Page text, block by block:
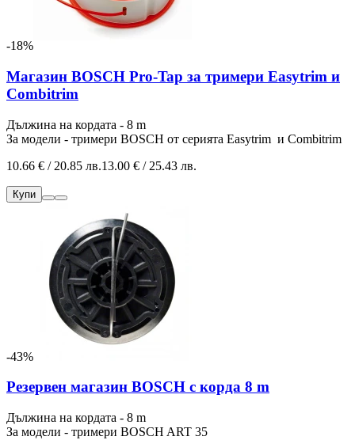
-18%
Магазин BOSCH Pro-Tap за тримери Easytrim и
Combitrim
Дължина на кордата - 8 m
За модели - тримери BOSCH от серията Easytrim и Combitrim
10.66 € / 20.85 лв.13.00 € / 25.43 лв.
Купи
-43%
Резервен магазин BOSCH с корда 8 m
Дължина на кордата - 8 m
За модели - тримери BOSCH ART 35